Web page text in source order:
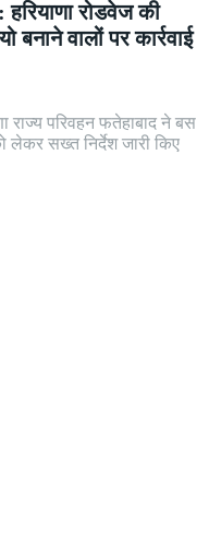
रोडवेज की
बनाने वालों पर कार्रवाई
राज्य परिवहन फतेहाबाद ने बस
लेकर सख्त निर्देश जारी किए